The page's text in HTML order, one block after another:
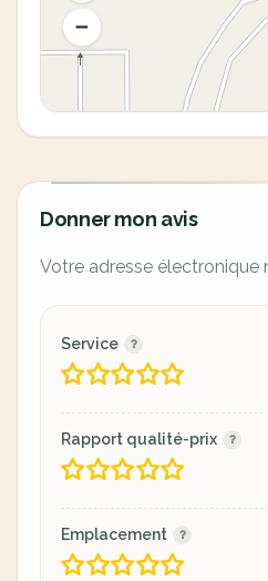
Donner mon avis
Votre adresse électronique
Service
Rapport qualité-prix
Emplacement